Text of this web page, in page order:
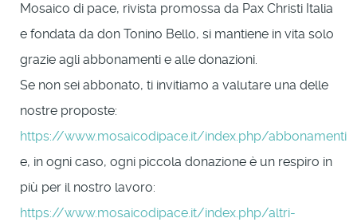
Mosaico di pace, rivista promossa da Pax Christi Italia
e fondata da don Tonino Bello, si mantiene in vita solo
grazie agli abbonamenti e alle donazioni.
Se non sei abbonato, ti invitiamo a valutare una delle
nostre proposte:
https://www.mosaicodipace.it/index.php/abbonamenti
e, in ogni caso, ogni piccola donazione è un respiro in
più per il nostro lavoro:
https://www.mosaicodipace.it/index.php/altri-